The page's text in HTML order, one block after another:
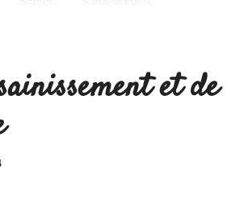
et de